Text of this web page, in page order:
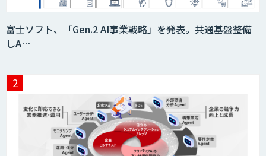
富士ソフト、「Gen.2 AI事業戦略」を発表。共通基盤整備
しA…